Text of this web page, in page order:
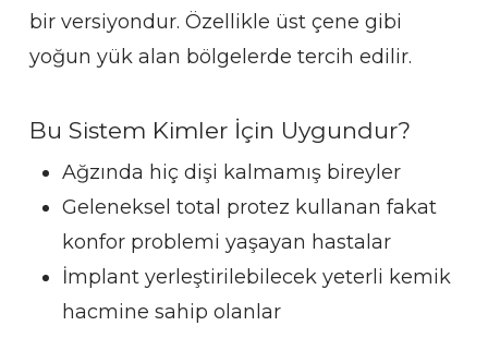
bir versiyondur. Özellikle üst çene gibi
yoğun yük alan bölgelerde tercih edilir.
Bu Sistem Kimler İçin Uygundur?
Ağzında hiç dişi kalmamış bireyler
Geleneksel total protez kullanan fakat
konfor problemi yaşayan hastalar
İmplant yerleştirilebilecek yeterli kemik
hacmine sahip olanlar